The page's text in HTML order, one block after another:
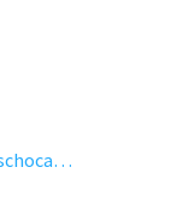
https://www.facebook.com/groups/droneschocadosargentina